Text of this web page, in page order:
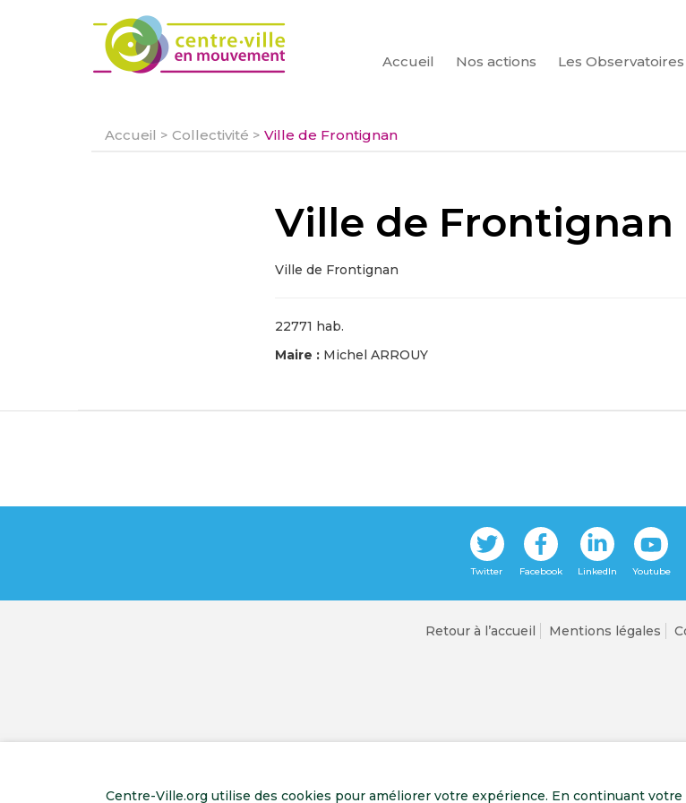
Accueil Nos actions Les Observatoires
CHERCHER
Accueil > Collectivité > Ville de Frontignan
Ville de Frontignan
Ville de Frontignan
22771 hab.
Maire : Michel ARROUY
Retour à l’accueil Mentions légales
Centre-Ville.org utilise des cookies pour améliorer votre expérience. En continuant